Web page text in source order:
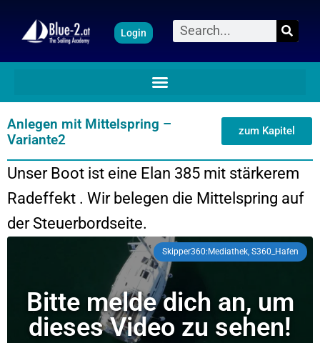
Inhalt
springen
Login Suche
Anlegen mit Mittelspring –
Variante2
zum Kapitel
Unser Boot ist eine Elan 385 mit stärkerem
Radeffekt . Wir belegen die Mittelspring auf
der Steuerbordseite.
Skipper360:Mediathek, S360_Hafen
Bitte melde dich an, um
dieses Video zu sehen!